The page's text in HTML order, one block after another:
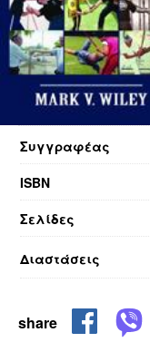
Διαστάσεις
Συγγραφέας
ISBN
Σελίδες
share